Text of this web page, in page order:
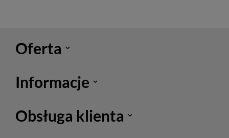
Oferta
Informacje
Obsługa klienta